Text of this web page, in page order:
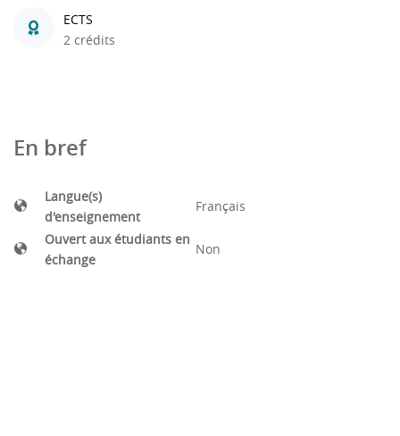
ECTS
2 crédits
En bref
Langue(s)
d'enseignement
Français
Ouvert aux étudiants en
échange
Non